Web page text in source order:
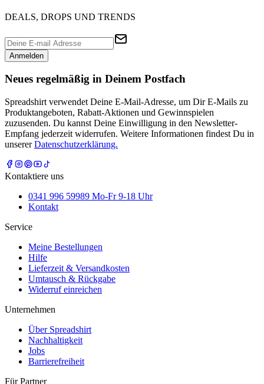
DEALS, DROPS UND TRENDS
Anmelden
Neues regelmäßig in Deinem Postfach
Spreadshirt verwendet Deine E-Mail-Adresse, um Dir E-Mails zu
Produktangeboten, Rabatt-Aktionen und Gewinnspielen
zuzusenden. Du kannst Deine Einwilligung in den Newsletter-
Empfang jederzeit widerrufen. Weitere Informationen findest Du in
unsererDatenschutzerklärung.
Kontaktiere uns
0341 996 59989 Mo-Fr 9-18 Uhr
Kontakt
Service
Meine Bestellungen
Hilfe
Lieferzeit & Versandkosten
Umtausch & Rückgabe
Widerruf einreichen
Unternehmen
Über Spreadshirt
Nachhaltigkeit
Jobs
Barrierefreiheit
Für Partner